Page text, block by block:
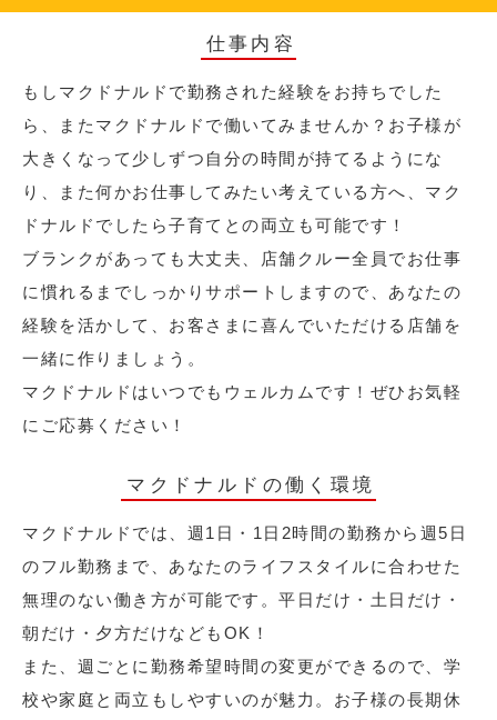
仕事内容
もしマクドナルドで勤務された経験をお持ちでした
ら、またマクドナルドで働いてみませんか？お子様が
大きくなって少しずつ自分の時間が持てるようにな
り、また何かお仕事してみたい考えている方へ、マク
ドナルドでしたら子育てとの両立も可能です！
ブランクがあっても大丈夫、店舗クルー全員でお仕事
に慣れるまでしっかりサポートしますので、あなたの
経験を活かして、お客さまに喜んでいただける店舗を
一緒に作りましょう。
マクドナルドはいつでもウェルカムです！ぜひお気軽
にご応募ください！
マクドナルドの働く環境
マクドナルドでは、週1日・1日2時間の勤務から週5日
のフル勤務まで、あなたのライフスタイルに合わせた
無理のない働き方が可能です。平日だけ・土日だけ・
朝だけ・夕方だけなどもOK！
また、週ごとに勤務希望時間の変更ができるので、学
校や家庭と両立もしやすいのが魅力。お子様の長期休